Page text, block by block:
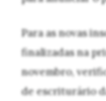
Para as novas
finalizadas na
novembro,
de escriturário